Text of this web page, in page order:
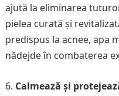
ajută la eliminarea
pielea curată și
predispus la acnee, apa
nădejde în combaterea
Calmează și